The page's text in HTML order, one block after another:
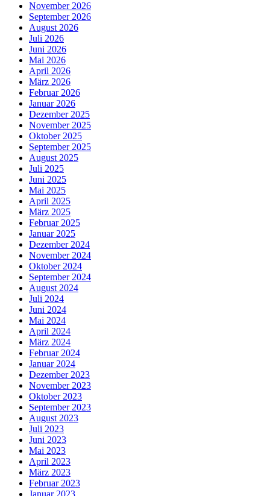
November 2026
September 2026
August 2026
Juli 2026
Juni 2026
Mai 2026
April 2026
März 2026
Februar 2026
Januar 2026
Dezember 2025
November 2025
Oktober 2025
September 2025
August 2025
Juli 2025
Juni 2025
Mai 2025
April 2025
März 2025
Februar 2025
Januar 2025
Dezember 2024
November 2024
Oktober 2024
September 2024
August 2024
Juli 2024
Juni 2024
Mai 2024
April 2024
März 2024
Februar 2024
Januar 2024
Dezember 2023
November 2023
Oktober 2023
September 2023
August 2023
Juli 2023
Juni 2023
Mai 2023
April 2023
März 2023
Februar 2023